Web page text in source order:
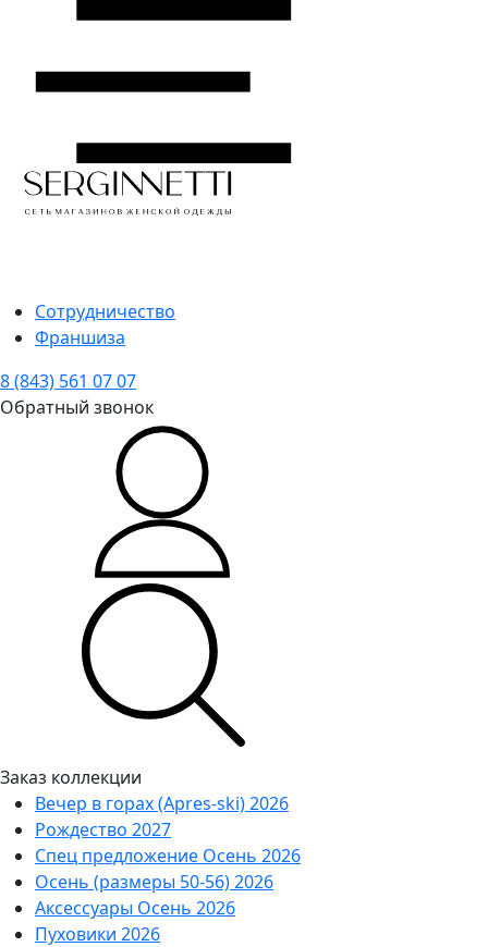
Сотрудничество
Франшиза
8 (843) 561 07 07
Обратный звонок
Заказ коллекции
Вечер в горах (Apres-ski) 2026
Рождество 2027
Спец предложение Осень 2026
Осень (размеры 50-56) 2026
Аксессуары Осень 2026
Пуховики 2026